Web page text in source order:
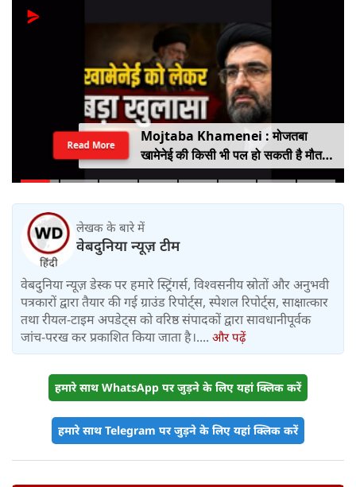
Mojtaba Khamenei : मोजतबा
खामेनेई की किसी भी पल हो सकती है मौत,
इजराइली मीडिया के दावे के बीच सामने आया
Read More
लेखक के बारे में
वेबदुनिया न्यूज़ टीम
वेबदुनिया न्यूज़ डेस्क पर हमारे स्ट्रिंगर्स, विश्वसनीय स्रोतों और अनुभवी
पत्रकारों द्वारा तैयार की गई ग्राउंड रिपोर्ट्स, स्पेशल रिपोर्ट्स, साक्षात्कार
तथा रीयल-टाइम अपडेट्स को वरिष्ठ संपादकों द्वारा सावधानीपूर्वक
जांच-परख कर प्रकाशित किया जाता है।.... और पढ़ें
हमारे साथ WhatsApp पर जुड़ने के लिए यहां क्लिक करें
हमारे साथ Telegram पर जुड़ने के लिए यहां क्लिक करें